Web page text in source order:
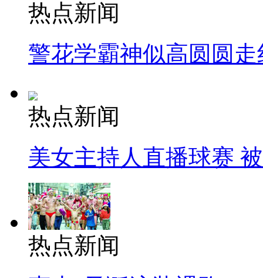
热点新闻
警花学霸神似高圆圆走
热点新闻
美女主持人直播球赛
热点新闻